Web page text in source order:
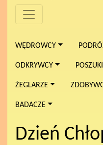
WĘDROWCY
ODKRYWCY
ŻEGLARZE
BADACZE
Dzień